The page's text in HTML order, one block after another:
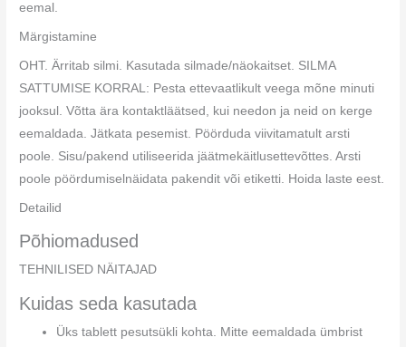
eemal.
Märgistamine
OHT. Ärritab silmi. Kasutada silmade/näokaitset. SILMA
SATTUMISE KORRAL: Pesta ettevaatlikult veega mõne minuti
jooksul. Võtta ära kontaktläätsed, kui needon ja neid on kerge
eemaldada. Jätkata pesemist. Pöörduda viivitamatult arsti
poole. Sisu/pakend utiliseerida jäätmekäitlusettevõttes. Arsti
poole pöördumiselnäidata pakendit või etiketti. Hoida laste eest.
Detailid
Põhiomadused
TEHNILISED NÄITAJAD
Kuidas seda kasutada
Üks tablett pesutsükli kohta. Mitte eemaldada ümbrist